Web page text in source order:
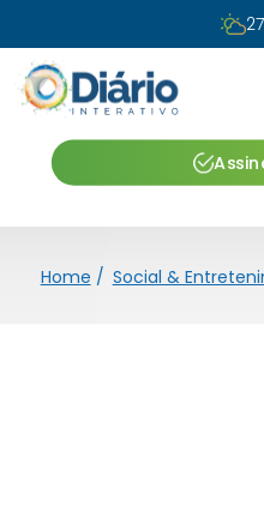
27
Home / Social &